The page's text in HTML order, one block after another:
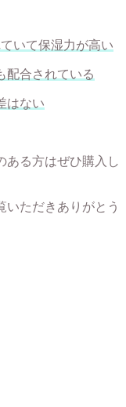
いて保湿力が高い
配合されている
はない
ある方はぜひ購入し
いただきありがとう